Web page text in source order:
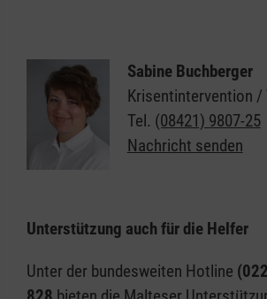
Beteiligung der Malteser. Es ist
Verfügung, wenn sich Bürgerinnen
Landkreis Eichstätt nach
psychisch-emotionalen
Die ausschließlich ehrenamtlichen
nach bundesweit einheitlichen
abgeschlossen. Sie werden von der
Leitstelle Ingolstadt (Notruf 112)
Sabine Buchberger
Krisentintervention /
Tel. (08421) 9807-25
Nachricht senden
Unterstützung auch für die Helfer
Unter der bundesweiten Hotline